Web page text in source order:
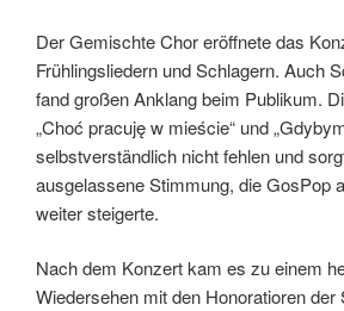
Der Gemischte Chor eröffnete das
Frühlingsliedern und Schlagern. Auch
fand großen Anklang beim Publikum.
„Choć pracuję w mieście“ und
selbstverständlich nicht fehlen und
ausgelassene Stimmung, die GosPop
weiter steigerte.
Nach dem Konzert kam es zu einem
Wiedersehen mit den Honoratioren der